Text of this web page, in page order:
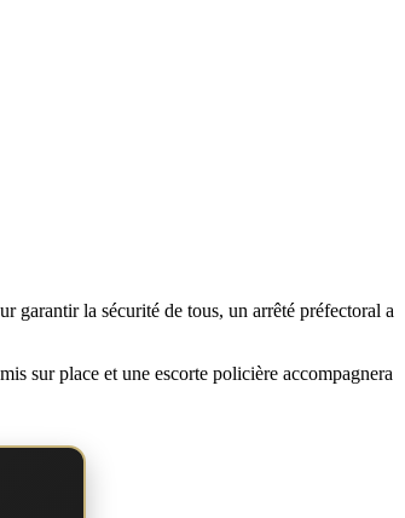
garantir la sécurité de tous, un arrêté préfectoral a
sur place et une escorte policière accompagnera